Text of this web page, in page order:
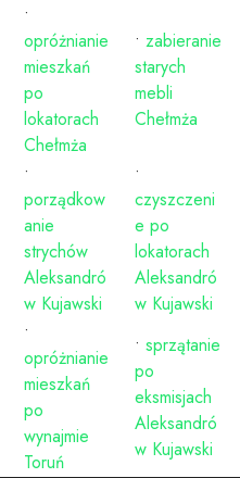
•
opróżnianie
mieszkań
po
lokatorach
Chełmża
• zabieranie
starych
mebli
Chełmża
•
porządkow
anie
strychów
Aleksandró
w Kujawski
•
czyszczeni
e po
lokatorach
Aleksandró
w Kujawski
•
opróżnianie
mieszkań
po
wynajmie
Toruń
• sprzątanie
po
eksmisjach
Aleksandró
w Kujawski